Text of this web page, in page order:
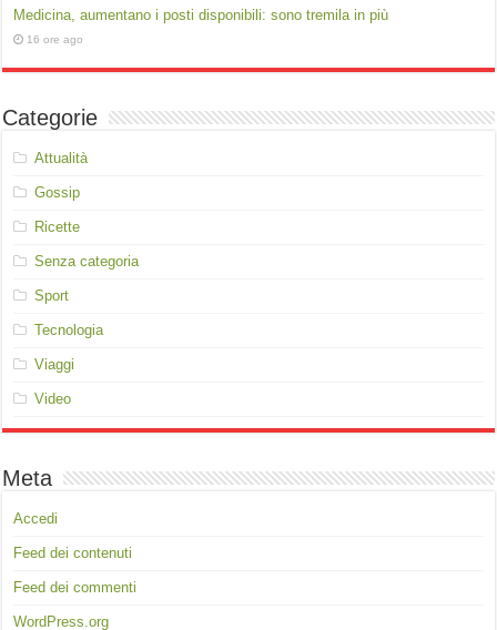
Medicina, aumentano i posti disponibili: sono tremila in più
16 ore ago
Categorie
Attualità
Gossip
Ricette
Senza categoria
Sport
Tecnologia
Viaggi
Video
Meta
Accedi
Feed dei contenuti
Feed dei commenti
WordPress.org